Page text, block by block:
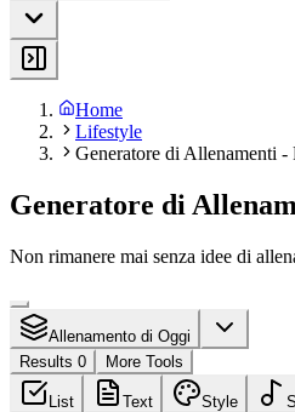
Home
Lifestyle
Generatore di Allenamenti
Generatore di
Non rimanere mai senza idee di
Allenamento di Oggi
Results 0
More Tools
List Text Style